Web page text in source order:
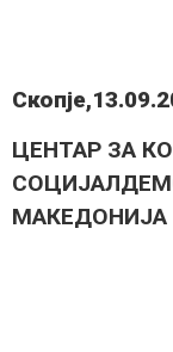
ЦЕНТАР ЗА
МАКЕДОНИЈА